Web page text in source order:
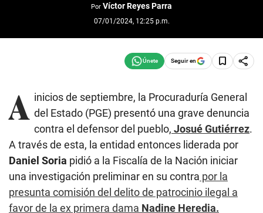
Por Víctor Reyes Parra
07/01/2024, 12:25 p.m.
Seguir en
A inicios de septiembre, la Procuraduría General
del Estado (PGE) presentó una grave denuncia
contra el defensor del pueblo, Josué Gutiérrez.
A través de esta, la entidad entonces liderada por
Daniel Soria pidió a la Fiscalía de la Nación iniciar
una investigación preliminar en su contra por la
presunta comisión del delito de patrocinio ilegal a
favor de la ex primera dama Nadine Heredia.